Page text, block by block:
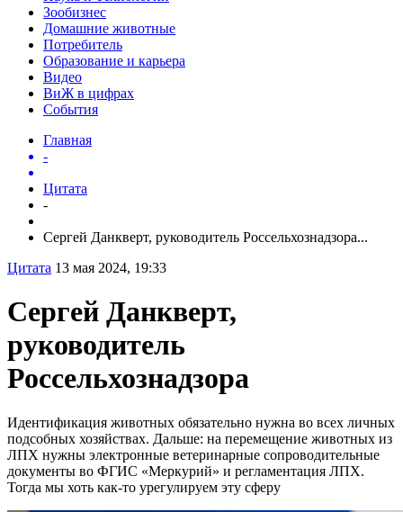
Зообизнес
Домашние животные
Потребитель
Образование и карьера
Видео
ВиЖ в цифрах
События
Главная
-
Цитата
-
Сергей Данкверт, руководитель Россельхознадзора...
Цитата 13 мая 2024, 19:33
Сергей Данкверт,
руководитель
Россельхознадзора
Идентификация животных обязательно нужна во всех личных
подсобных хозяйствах. Дальше: на перемещение животных из
ЛПХ нужны электронные ветеринарные сопроводительные
документы во ФГИС «Меркурий» и регламентация ЛПХ.
Тогда мы хоть как-то урегулируем эту сферу